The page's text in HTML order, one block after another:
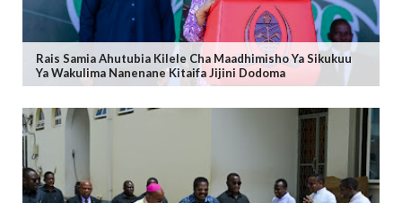
Rais Samia Ahutubia Kilele Cha Maadhimisho Ya Sikukuu
Ya Wakulima Nanenane Kitaifa Jijini Dodoma